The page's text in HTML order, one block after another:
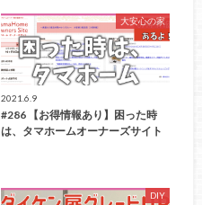
大安心の家
2021.6.9
#286 【お得情報あり】困った時
は、タマホームオーナーズサイト
DIY